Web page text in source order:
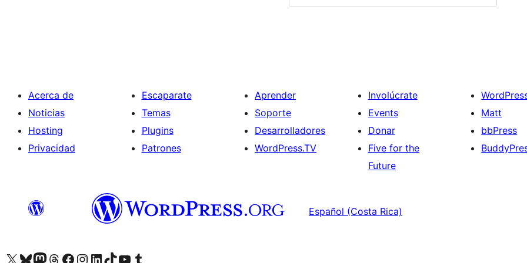
Acerca de
Noticias
Hosting
Privacidad
Escaparate
Temas
Plugins
Patrones
Aprender
Soporte
Desarrolladores
WordPress.TV
Involúcrate
Events
Donar
Five for the
Future
Matt
bbPress
Español (Costa Rica)
Visit our X (formerly Twitter) account
Visit our Bluesky account
Visita nuestra cuenta de Twitter
Visit our Threads account
Visita nuestra página de Facebook
Visite nuestra cuenta de Instagram
Visit our LinkedIn account
Visit our TikTok account
Visit our YouTube channel
Visit our Tumblr account